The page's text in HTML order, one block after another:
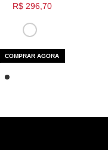
R$ 296,70
COMPRAR AGORA